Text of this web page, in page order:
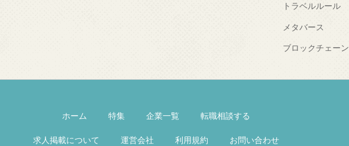
トラベルルール
メタバース
ブロックチェーン
ホーム 特集 企業一覧 転職相談する
求人掲載について 運営会社 利用規約 お問い合わせ